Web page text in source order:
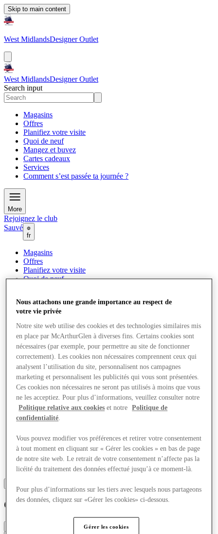
Skip to main content
West MidlandsDesigner Outlet
West MidlandsDesigner Outlet
Search input
Magasins
Offres
Planifiez votre visite
Quoi de neuf
Mangez et buvez
Cartes cadeaux
Services
Comment s’est passée ta journée ?
More
Rejoignez le club
Sauvé
fr
Magasins
Offres
Planifiez votre visite
Quoi de neuf
Services
Comment s’est passée ta journée ?
More
Coach
Nous attachons une grande importance au respect de
votre vie privée
Notre site web utilise des cookies et des technologies similaires mis
en place par McArthurGlen à diverses fins. Certains cookies sont
nécessaires (par exemple, pour permettre au site de fonctionner
correctement). Les cookies non nécessaires comprennent ceux qui
analysent l’utilisation du site, personnalisent nos campagnes
marketing et personnalisent les publicités qui vous sont présentées.
Ces cookies non nécessaires ne seront pas utilisés à moins que vous
ne les acceptiez. Pour plus d’informations, veuillez consulter notre
Politique relative aux cookies et notre
Politique de
confidentialité.
Vous pouvez modifier vos préférences et retirer votre consentement
à tout moment en cliquant sur « Gérer les cookies » en bas de page
de notre site web. Le retrait de votre consentement n’affecte pas la
licéité du traitement des données effectué jusqu’à ce moment-là.
Pour plus d’informations sur les tiers avec lesquels nous partageons
des données, cliquez sur «Gérer les cookies» ci-dessous.
Gérer les cookies